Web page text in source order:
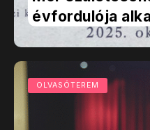
évfordulója
OLVASÓTEREM